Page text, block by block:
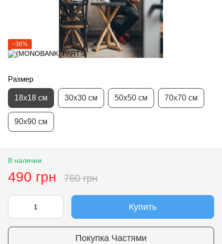
−36%
Размер
18х18 см 30х30 см 50х50 см 70х70 см
90х90 см
В наличии
490 грн 760 грн
Купить
Покупка Частями